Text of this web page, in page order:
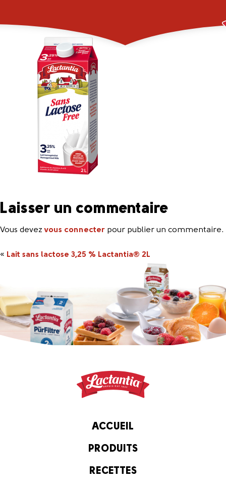
Laisser un commentaire
Vous devezvous connecter pour publier un commentaire.
« Lait sans lactose 3,25 % Lactantia® 2L
ACCUEIL
PRODUITS
RECETTES